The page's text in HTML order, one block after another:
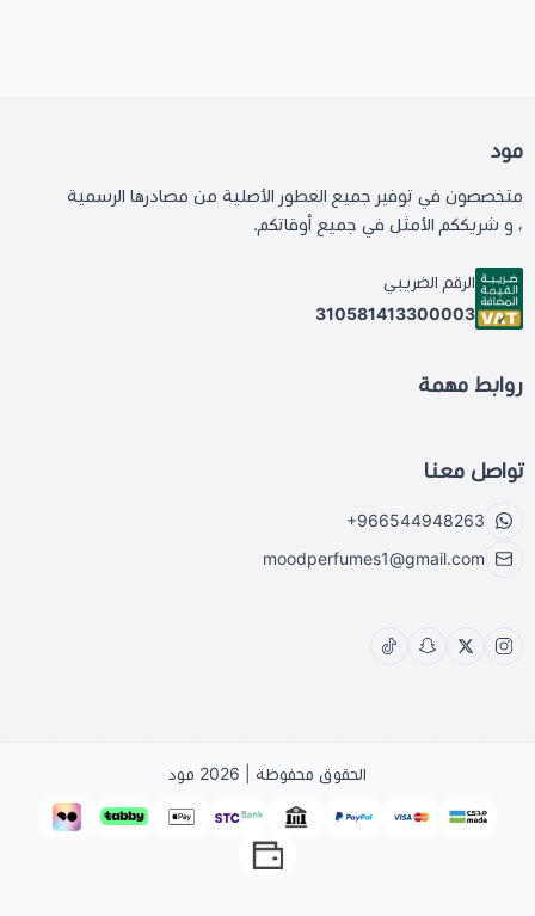
مود
متخصصون في توفير جميع العطور الأصلية من مصادرها الرسمية
، و شريككم الأمثل في جميع أوقاتكم.
الرقم الضريبي
310581413300003
روابط مهمة
تواصل معنا
+966544948263
moodperfumes1@gmail.com
الحقوق محفوظة | 2026 مود